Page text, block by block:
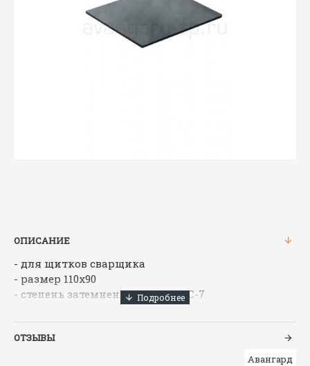
ОПИСАНИЕ
- для щитков сварщика
- размер 110х90
- степень затемнения от С-3 до С-7
ОТЗЫВЫ
Авангард